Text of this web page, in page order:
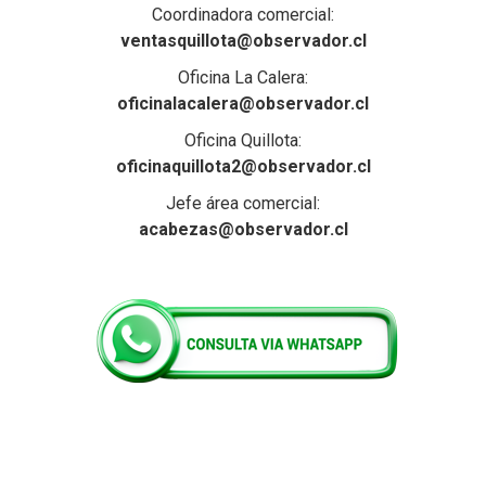
Coordinadora comercial:
ventasquillota@observador.cl
Oficina La Calera:
oficinalacalera@observador.cl
Oficina Quillota:
oficinaquillota2@observador.cl
Jefe área comercial:
acabezas@observador.cl